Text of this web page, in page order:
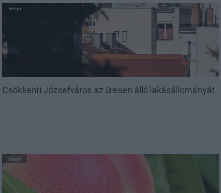
Helyi
Csökkenti Józsefváros az üresen álló lakásállományát
Helyi